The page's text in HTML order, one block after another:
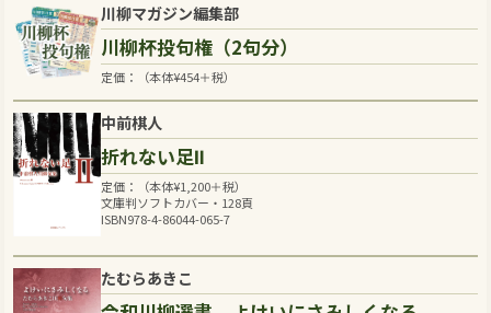
川柳マガジン編集部
川柳杯投句権（2句分）
定価：（本体¥454＋税）
中前棋人
折れない足Ⅱ
定価：（本体¥1,200＋税）
文庫判ソフトカバー・128頁
ISBN978-4-86044-065-7
たむらあきこ